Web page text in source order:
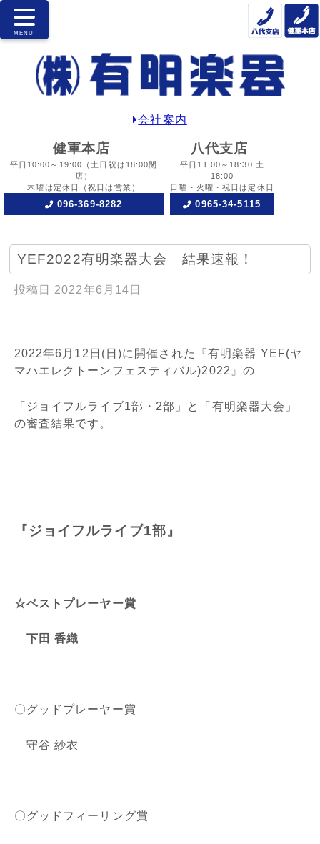
会社案内
健軍本店
平日10:00～19:00
（土日祝は18:00閉
店）
木曜は定休日
（祝日は営業）
096-369-8282
八代支店
平日11:00～18:30 土
18:00
日曜・火曜・祝日は定休日
0965-34-5115
YEF2022有明楽器大会 結果速報！
投稿日 2022年6月14日
2022年6月12日(日)に開催された『有明楽器 YEF(ヤ
マハエレクトーンフェスティバル)2022』の
「ジョイフルライブ1部・2部」と「有明楽器大会」
の審査結果です。
『ジョイフルライブ1部』
☆ベストプレーヤー賞
下田 香織
〇グッドプレーヤー賞
守谷 紗衣
〇グッドフィーリング賞